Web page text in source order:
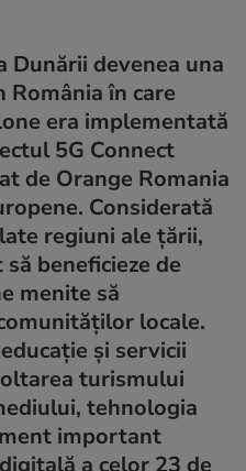
Dunării devenea una
în care
era implementată
5G Connect
de Orange Romania
Considerată
regiuni ale țării,
beneficieze de
menite să
locale.
și servicii
turismului
tehnologia
important
a celor 23 de